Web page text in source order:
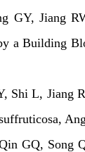
GY, Jiang
a Building
Shi L, Jiang
,
GQ, Song